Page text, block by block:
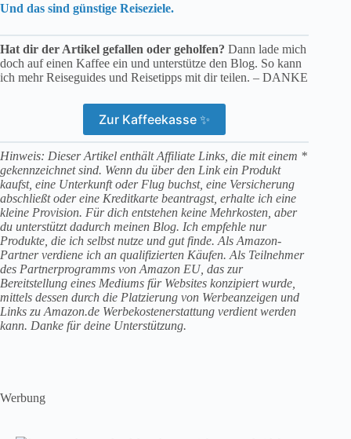
Und das sind günstige Reiseziele.
Hat dir der Artikel gefallen oder geholfen? Dann lade mich
doch auf einen Kaffee ein und unterstütze den Blog. So kann
ich mehr Reiseguides und Reisetipps mit dir teilen. – DANKE
Zur Kaffeekasse ✨
Hinweis: Dieser Artikel enthält Affiliate Links, die mit einem *
gekennzeichnet sind. Wenn du über den Link ein Produkt
kaufst, eine Unterkunft oder Flug buchst, eine Versicherung
abschließt oder eine Kreditkarte beantragst, erhalte ich eine
kleine Provision. Für dich entstehen keine Mehrkosten, aber
du unterstützt dadurch meinen Blog. Ich empfehle nur
Produkte, die ich selbst nutze und gut finde. Als Amazon-
Partner verdiene ich an qualifizierten Käufen. Als Teilnehmer
des Partnerprogramms von Amazon EU, das zur
Bereitstellung eines Mediums für Websites konzipiert wurde,
mittels dessen durch die Platzierung von Werbeanzeigen und
Links zu Amazon.de Werbekostenerstattung verdient werden
kann. Danke für deine Unterstützung.
Werbung